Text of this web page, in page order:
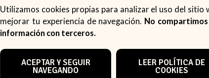
Utilizamos cookies propias para analizar el uso del sitio
mejorar tu experiencia de navegación. No
información con terceros.
ACEPTAR Y SEGUIR
NAVEGANDO
LEER POLÍTICA DE
COOKIES
Papel térmico
conservar el
impresora y se
Podemos